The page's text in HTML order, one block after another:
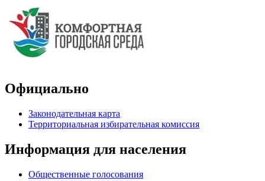
Официально
Законодательная карта
Территориальная избирательная комиссия
Информация для населения
Общественные голосования